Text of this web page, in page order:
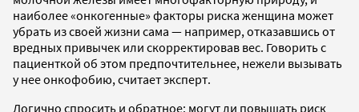
наиболее «онкогенные» факторы риска женщина может
убрать из своей жизни сама — например, отказавшись от
вредных привычек или скорректировав вес. Говорить с
пациенткой об этом предпочтительнее, нежели вызывать
у нее онкофобию, считает эксперт.
Логично спросить и обратное: могут ли повышать риск